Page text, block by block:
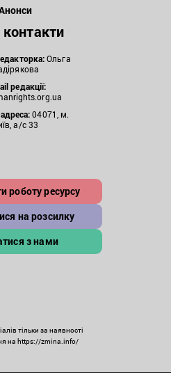
Ольга
редакції:
адреса:04071, м.
а/с 33
роботу ресурсу
на розсилку
з нами
тільки за наявності
на https://zmina.info/